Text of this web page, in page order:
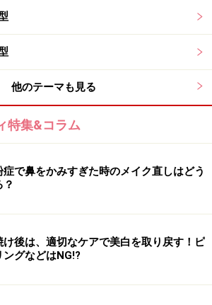
他のテーマも見る
特集&コラム
症で鼻をかみすぎた時のメイク直しはどう
？
け後は、適切なケアで美白を取り戻す！ピ
ングなどはNG!?